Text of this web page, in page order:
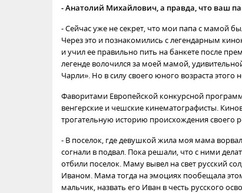
- Анатолий Михайлович, а правда, что ваш
- Сейчас уже не секрет, что мои папа с мамой
Через это и познакомились с легендарным
и учил ее правильно пить на банкете после
легенде волочился за моей мамой,
Чарли». Но в силу своего юного возраста этого
Фаворитами Европейской конкурсной
венгерские и чешские кинематографисты.
трогательную историю происхождения своего
- В поселок, где девушкой жила моя мама
согнали в подвал. Пока решали, что с ними
отбили поселок. Маму вывел на свет русский
Иваном. Мама тогда на эмоциях пообещала
мальчик, назвать его Иван в честь русского